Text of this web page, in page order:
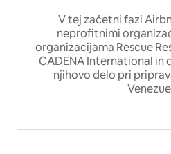
V tej začetni fazi
neprofitnimi
organizacijama Rescue
CADENA International in
njihovo delo pri